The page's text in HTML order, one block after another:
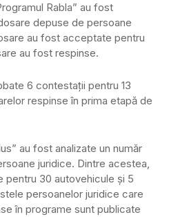
Rabla” au fost
depuse de persoane
au fost acceptate pentru
au fost respinse.
6 contestaţii pentru 13
respinse în prima etapă de
au fost analizate un număr
juridice. Dintre acestea,
30 autovehicule şi 5
persoanelor juridice care
în programe sunt publicate